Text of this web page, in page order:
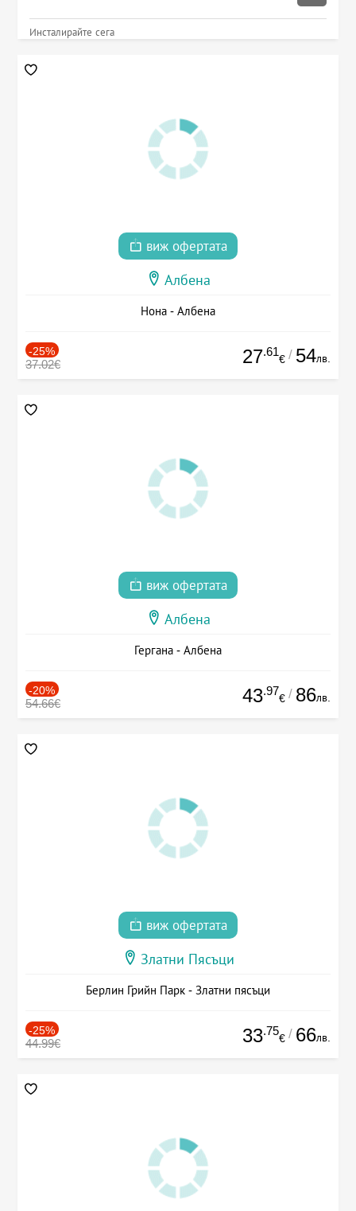
Инсталирайте сега
виж офертата
Албена
Нона - Албена
-25%
37.02€ 27.61
€ / 54лв.
виж офертата
Албена
Гергана - Албена
-20%
54.66€ 43.97
€ / 86лв.
виж офертата
Златни Пясъци
Берлин Грийн Парк - Златни пясъци
-25%
44.99€ 33.75
€ / 66лв.